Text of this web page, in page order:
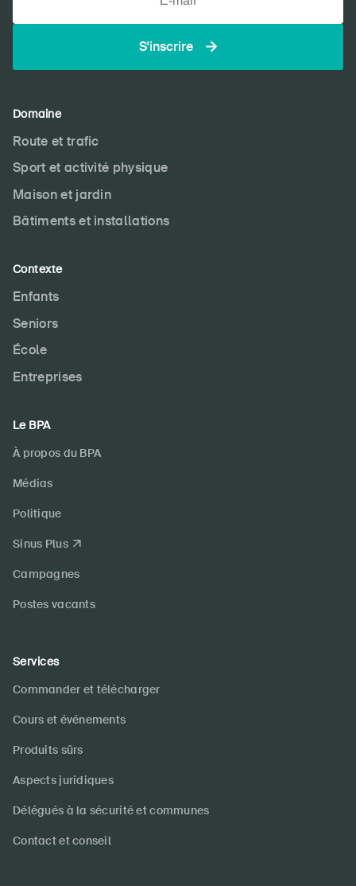
S'inscrire
Domaine
Route et trafic
Sport et activité physique
Maison et jardin
Bâtiments et installations
Contexte
Enfants
Seniors
École
Entreprises
Le BPA
À propos du BPA
Médias
Politique
Sinus Plus
Campagnes
Postes vacants
Services
Commander et télécharger
Cours et événements
Produits sûrs
Aspects juridiques
Délégués à la sécurité et communes
Contact et conseil